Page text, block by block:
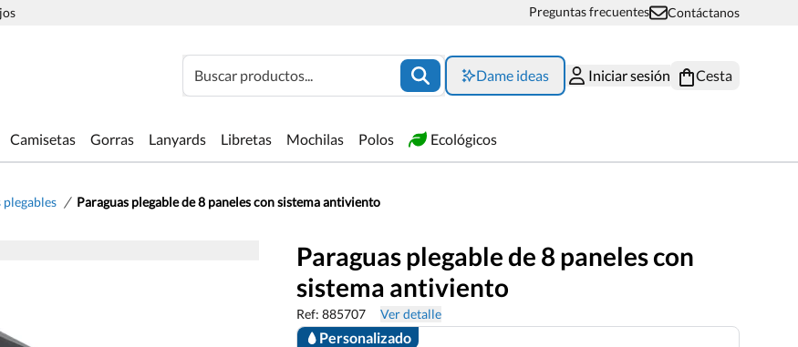
Preguntas frecuentes Contáctanos
Buscar productos... Dame ideas Iniciar sesión Cesta
Camisetas Gorras Lanyards Libretas Mochilas Polos Ecológicos
plegables / Paraguas plegable de 8 paneles con sistema antiviento
Paraguas plegable de 8 paneles con
sistema antiviento
Ref: 885707 Ver detalle
Personalizado